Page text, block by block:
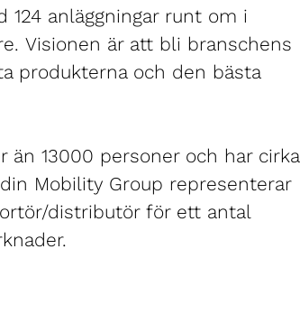
anläggningar runt om i
Visionen är att bli branschens
produkterna och den bästa
än 13000 personer och har cirka
Mobility Group representerar
distributör för ett antal